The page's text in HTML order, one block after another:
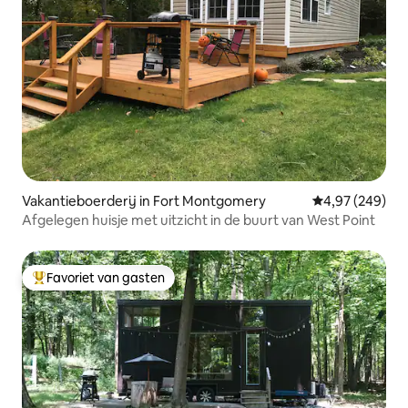
Vakantieboerderij in Fort Montgomery Gemiddelde
4,97 (249)
Afgelegen huisje met uitzicht in de buurt van West Point
Topfavoriet van gasten
Favoriet van gasten